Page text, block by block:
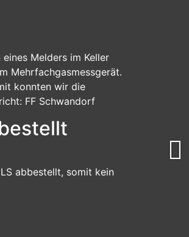
Melders im Keller
Mehrfachgasmessgerät.
konnten wir die
FF Schwandorf
abbestellt, somit kein